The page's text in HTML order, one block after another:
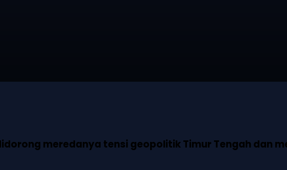
meredanya tensi geopolitik Timur Tengah dan